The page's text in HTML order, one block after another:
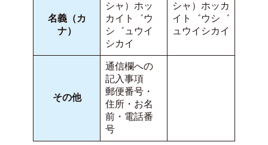
名義（カ
ナ）
シャ）ホッ
カイト゛ウ
シ゛ュウイ
シカイ
シャ）ホッカ
イト゛ウシ゛
ュウイシカイ
その他
通信欄への
記入事項
郵便番号・
住所・お名
前・電話番
号